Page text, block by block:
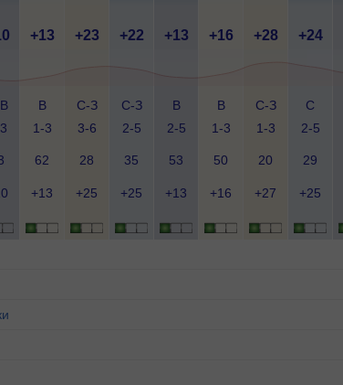
+13 +23 +22 +13 +16 +28 +24
В
1-3
С-З
3-6
С-З
2-5
В
2-5
В
1-3
С-З
1-3
С
2-5
62 28 35 53 50 20 29
+13 +25 +25 +13 +16 +27 +25